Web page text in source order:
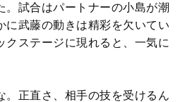
。試合はパートナーの小島が潮
に武藤の動きは精彩を欠いてい
クステージに現れると、一気に
。正直さ、相手の技を受けるん